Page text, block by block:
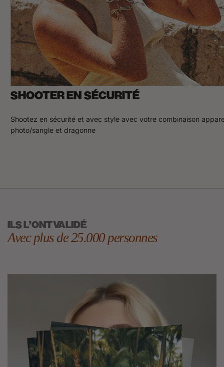
SHOOTER EN SÉCURITÉ
Shootez en sécurité et avec style avec votre combinaison
photo/sangle et dragonne
Avec plus de 25.000 personnes
ILS L'ONT VALIDÉ